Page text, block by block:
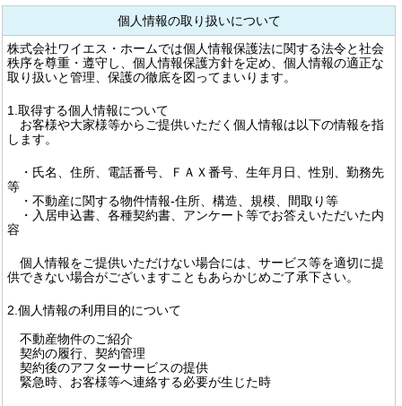
個人情報の取り扱いについて
株式会社ワイエス・ホームでは個人情報保護法に関する法令と社会
秩序を尊重・遵守し、個人情報保護方針を定め、個人情報の適正な
取り扱いと管理、保護の徹底を図ってまいります。
1.取得する個人情報について
お客様や大家様等からご提供いただく個人情報は以下の情報を指
します。
・氏名、住所、電話番号、ＦＡＸ番号、生年月日、性別、勤務先
等
・不動産に関する物件情報-住所、構造、規模、間取り等
・入居申込書、各種契約書、アンケート等でお答えいただいた内
容
個人情報をご提供いただけない場合には、サービス等を適切に提
供できない場合がございますこともあらかじめご了承下さい。
2.個人情報の利用目的について
不動産物件のご紹介
契約の履行、契約管理
契約後のアフターサービスの提供
緊急時、お客様等へ連絡する必要が生じた時